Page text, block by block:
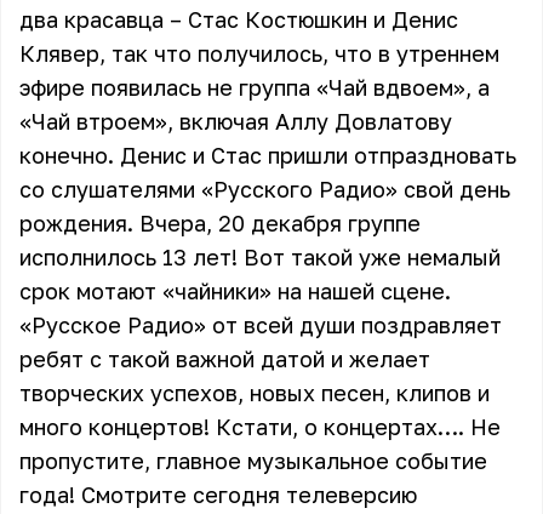
два красавца – Стас Костюшкин и Денис
Клявер, так что получилось, что в утреннем
эфире появилась не группа «Чай вдвоем», а
«Чай втроем», включая Аллу Довлатову
конечно. Денис и Стас пришли отпраздновать
со слушателями «Русского Радио» свой день
рождения. Вчера, 20 декабря группе
исполнилось 13 лет! Вот такой уже немалый
срок мотают «чайники» на нашей сцене.
«Русское Радио» от всей души поздравляет
ребят с такой важной датой и желает
творческих успехов, новых песен, клипов и
много концертов! Кстати, о концертах…. Не
пропустите, главное музыкальное событие
года! Смотрите сегодня телеверсию